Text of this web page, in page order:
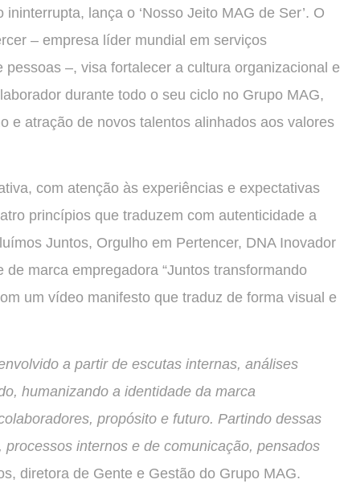
lança o ‘Nosso Jeito MAG de Ser’. O
– empresa líder mundial em serviços
–, visa fortalecer a cultura organizacional e
durante todo o seu ciclo no Grupo MAG,
e atração de novos talentos alinhados aos valores
com atenção às experiências e expectativas
princípios que traduzem com autenticidade a
Juntos, Orgulho em Pertencer, DNA Inovador
marca empregadora “Juntos transformando
um vídeo manifesto que traduz de forma visual e
a partir de escutas internas, análises
humanizando a identidade da marca
propósito e futuro. Partindo dessas
internos e de comunicação, pensados
diretora de Gente e Gestão do Grupo MAG.